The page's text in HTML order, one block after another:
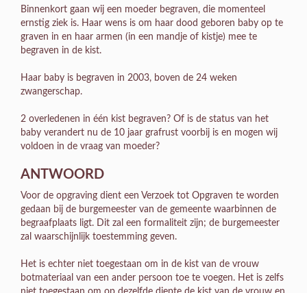
Binnenkort gaan wij een moeder begraven, die momenteel
ernstig ziek is. Haar wens is om haar dood geboren baby op te
graven in en haar armen (in een mandje of kistje) mee te
begraven in de kist.
Haar baby is begraven in 2003, boven de 24 weken
zwangerschap.
2 overledenen in één kist begraven? Of is de status van het
baby verandert nu de 10 jaar grafrust voorbij is en mogen wij
voldoen in de vraag van moeder?
ANTWOORD
Voor de opgraving dient een Verzoek tot Opgraven te worden
gedaan bij de burgemeester van de gemeente waarbinnen de
begraafplaats ligt. Dit zal een formaliteit zijn; de burgemeester
zal waarschijnlijk toestemming geven.
Het is echter niet toegestaan om in de kist van de vrouw
botmateriaal van een ander persoon toe te voegen. Het is zelfs